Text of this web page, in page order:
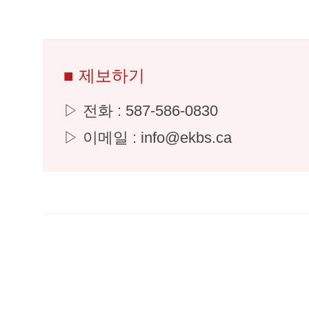
■ 제보하기
▷ 전화 : 587-586-0830
▷ 이메일 : info@ekbs.ca